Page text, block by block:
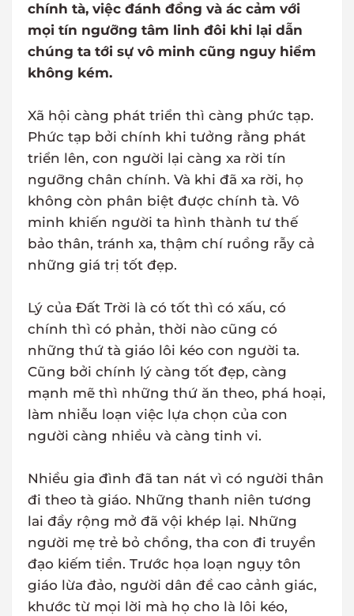
chính tà, việc đánh đồng và ác cảm với
mọi tín ngưỡng tâm linh đôi khi lại dẫn
chúng ta tới sự vô minh cũng nguy hiểm
không kém.
Xã hội càng phát triển thì càng phức tạp.
Phức tạp bởi chính khi tưởng rằng phát
triển lên, con người lại càng xa rời tín
ngưỡng chân chính. Và khi đã xa rời, họ
không còn phân biệt được chính tà. Vô
minh khiến người ta hình thành tư thế
bảo thân, tránh xa, thậm chí ruồng rẫy cả
những giá trị tốt đẹp.
Lý của Đất Trời là có tốt thì có xấu, có
chính thì có phản, thời nào cũng có
những thứ tà giáo lôi kéo con người ta.
Cũng bởi chính lý càng tốt đẹp, càng
mạnh mẽ thì những thứ ăn theo, phá hoại,
làm nhiễu loạn việc lựa chọn của con
người càng nhiều và càng tinh vi.
Nhiều gia đình đã tan nát vì có người thân
đi theo tà giáo. Những thanh niên tương
lai đầy rộng mở đã vội khép lại. Những
người mẹ trẻ bỏ chồng, tha con đi truyền
đạo kiếm tiền. Trước họa loạn ngụy tôn
giáo lừa đảo, người dân đề cao cảnh giác,
khước từ mọi lời mà họ cho là lôi kéo,